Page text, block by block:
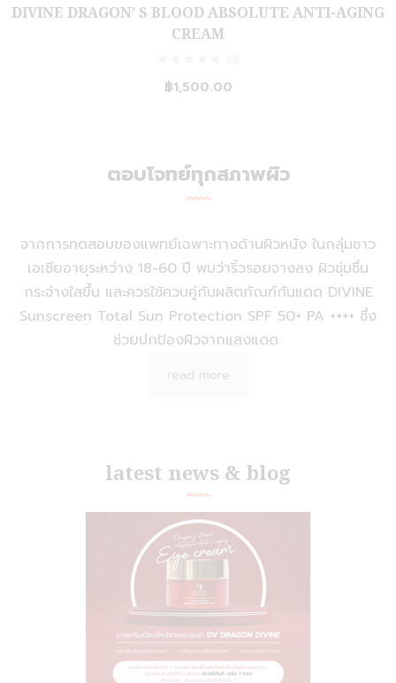
DIVINE DRAGON’ S BLOOD ABSOLUTE ANTI-AGING
CREAM
฿1,500.00
ตอบโจทย์ทุกสภาพผิว
จากการทดสอบของแพทย์เฉพาะทางด้านผิวหนัง ในกลุ่มชาว
เอเชียอายุระหว่าง 18-60 ปี พบว่าริ้วรอยจางลง ผิวชุ่มชื่น
กระจ่างใสขึ้น และควรใช้ควบคู่กับผลิตภัณฑ์กันแดด DIVINE
Sunscreen Total Sun Protection SPF 50+ PA ++++ ซึ่ง
ช่วยปกป้องผิวจากแสงแดด
read more
latest news & blog